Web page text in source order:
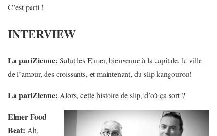
C’est parti !
INTERVIEW
La pariZienne: Salut les Elmer, bienvenue à la capitale, la ville
de l’amour, des croissants, et maintenant, du slip kangourou!
La pariZienne: Alors, cette histoire de slip, d’où ça sort ?
Elmer Food
Beat: Ah,